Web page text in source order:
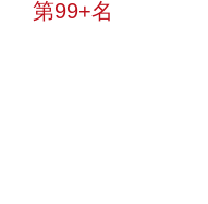
第99+名